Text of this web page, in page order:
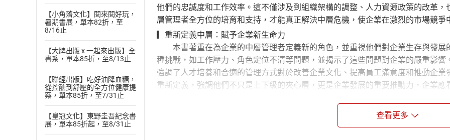
【小角落文化】閱來閱好玩，
暑期書展，單本82折，至
8/16止
【大牌出版 x 一起來出版】全
書系，單本85折，至8/13止
【聯經出版】吃好油降血糖，
從控醣到舒壓的全方位健康提
案，單本85折，至7/31止
【皇冠文化】東野圭吾紀念書
展，單本85折起，至8/31止
他們的忠誠度和工作效率。這不僅涉及到組織架構的調整、人力資源政策的改革
層管理者全方位的培育和支持，才能真正解決中層危機，使企業在激烈的市場競爭
▎重新定義中層：賦予企業新生命力
本書著重在為企業的中層管理者定義新的角色，並重視他們對企業生存與發展
種挑戰，如工作壓力、角色定位不清等問題，並揭示了這些問題對企業的嚴重影
強調了人才培養和合適的管理方式對於改善企業文化、提高員工滿意度和推動企
重新定義，強調他們不只是上下級的夾心層，更是企業發展的重要推動力，企業
本書是一本為中層管理者量身打造的書籍，它旨在解答所有關於企業中層危機的
議。無論你是中層管理者還是企業的領導者，這本書都會給你帶來深刻的啟示和
查看更多